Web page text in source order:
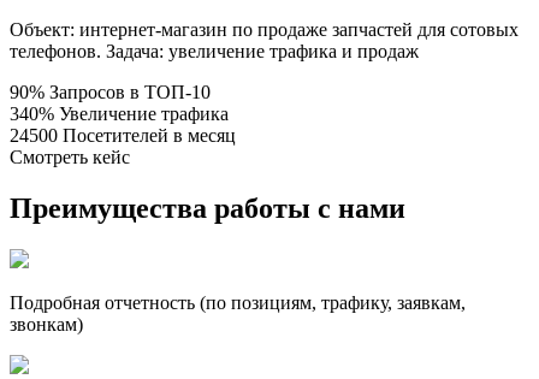
Объект: интернет-магазин по продаже запчастей для сотовых
телефонов. Задача: увеличение трафика и продаж
90% Запросов в ТОП-10
340% Увеличение трафика
24500 Посетителей в месяц
Смотреть кейс
Преимущества работы с нами
Подробная отчетность (по позициям, трафику, заявкам,
звонкам)